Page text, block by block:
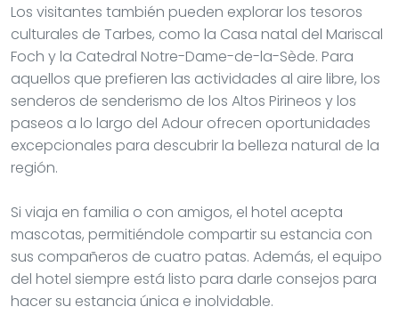
Los visitantes también pueden explorar los tesoros
culturales de Tarbes, como la Casa natal del Mariscal
Foch y la Catedral Notre-Dame-de-la-Sède. Para
aquellos que prefieren las actividades al aire libre, los
senderos de senderismo de los Altos Pirineos y los
paseos a lo largo del Adour ofrecen oportunidades
excepcionales para descubrir la belleza natural de la
región.
Si viaja en familia o con amigos, el hotel acepta
mascotas, permitiéndole compartir su estancia con
sus compañeros de cuatro patas. Además, el equipo
del hotel siempre está listo para darle consejos para
hacer su estancia única e inolvidable.